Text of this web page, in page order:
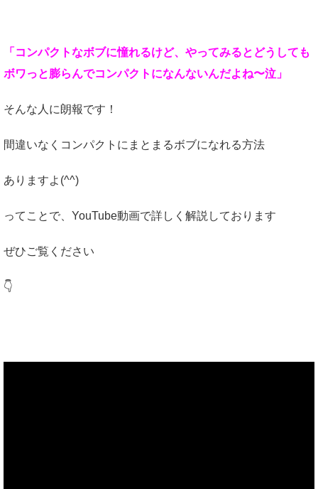
「コンパクトなボブに憧れるけど、やってみるとどうしても
ボワっと膨らんでコンパクトになんないんだよね〜泣」
そんな人に朗報です！
間違いなくコンパクトにまとまるボブになれる方法
ありますよ(^^)
ってことで、YouTube動画で詳しく解説しております
ぜひご覧ください
👇